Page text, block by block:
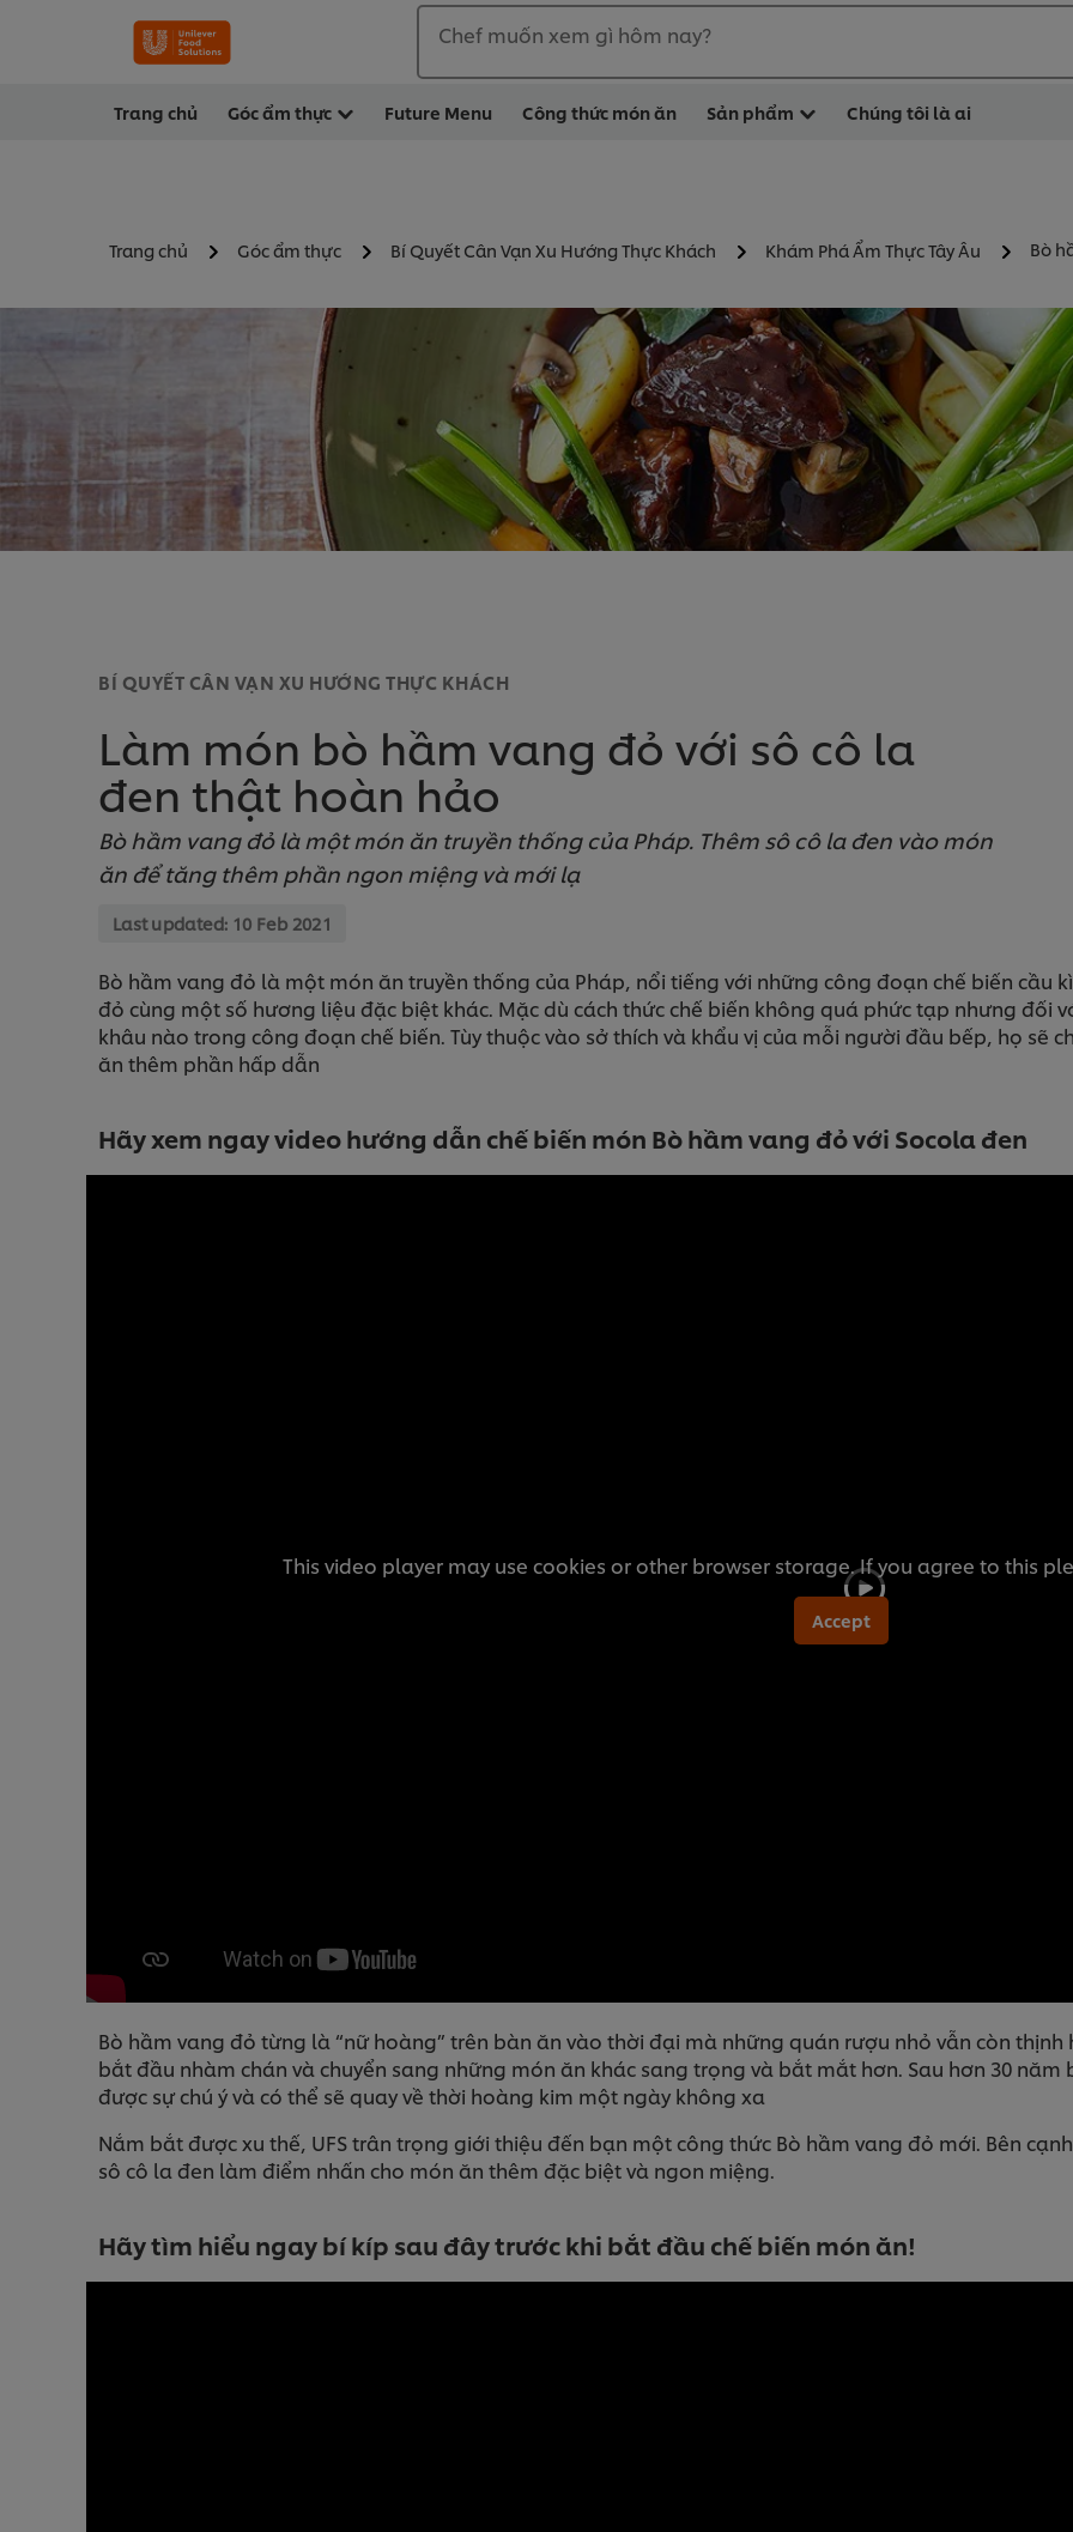
Chef muốn xem gì hôm nay?
Trang chủ Góc ẩm thực Future Menu Công thức món ăn Sản phẩm Chúng tôi là ai
Trang chủ Góc ẩm thực Bí Quyết Cân Vạn Xu Hướng Thực Khách Khám Phá Ẩm Thực Tây Âu Bò
BÍ QUYẾT CÂN VẠN XU HƯỚNG THỰC KHÁCH
Làm món bò hầm vang đỏ với sô cô la
đen thật hoàn hảo
Bò hầm vang đỏ là một món ăn truyền thống của Pháp. Thêm sô cô la đen vào món
ăn để tăng thêm phần ngon miệng và mới lạ
Last updated: 10 Feb 2021
Bò hầm vang đỏ là một món ăn truyền thống của Pháp, nổi tiếng với những công đoạn chế biến cầu
đỏ cùng một số hương liệu đặc biệt khác. Mặc dù cách thức chế biến không quá phức tạp nhưng
khâu nào trong công đoạn chế biến. Tùy thuộc vào sở thích và khẩu vị của mỗi người đầu bếp, họ sẽ
ăn thêm phần hấp dẫn
Hãy xem ngay video hướng dẫn chế biến món Bò hầm vang đỏ với Socola đen
This video player may use cookies or other browser storage. If you agree to this
Accept
Bò hầm vang đỏ từng là “nữ hoàng” trên bàn ăn vào thời đại mà những quán rượu nhỏ vẫn còn thịnh
bắt đầu nhàm chán và chuyển sang những món ăn khác sang trọng và bắt mắt hơn. Sau hơn 30
được sự chú ý và có thể sẽ quay về thời hoàng kim một ngày không xa
Nắm bắt được xu thế, UFS trân trọng giới thiệu đến bạn một công thức Bò hầm vang đỏ mới. Bên
sô cô la đen làm điểm nhấn cho món ăn thêm đặc biệt và ngon miệng.
Hãy tìm hiểu ngay bí kíp sau đây trước khi bắt đầu chế biến món ăn!